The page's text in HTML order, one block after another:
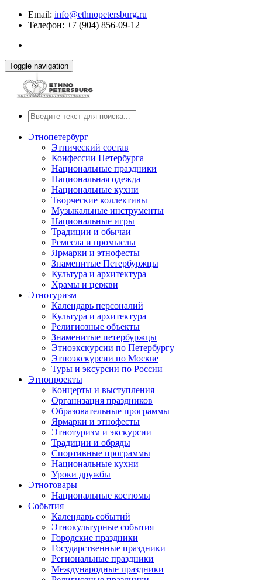
Email: info@ethnopetersburg.ru
Телефон: +7 (904) 856-09-12
Toggle navigation
Этнопетербург
Этнический состав
Конфессии Петербурга
Национальные праздники
Национальная одежда
Национальные кухни
Творческие коллективы
Музыкальные инструменты
Национальные игры
Традиции и обычаи
Ремесла и промыслы
Ярмарки и этнофесты
Знаменитые Петербуржцы
Культура и архитектура
Храмы и церкви
Этнотуризм
Календарь персоналий
Культура и архитектура
Религиозные объекты
Знаменитые петербуржцы
Этноэкскурсии по Петербургу
Этноэкскурсии по Москве
Туры и эксурсии по России
Этнопроекты
Концерты и выступления
Организация праздников
Образовательные программы
Ярмарки и этнофесты
Этнотуризм и экскурсии
Традиции и обряды
Спортивные программы
Национальные кухни
Уроки дружбы
Этнотовары
Национальные костюмы
События
Календарь событий
Этнокультурные события
Городские праздники
Государственные праздники
Региональные праздники
Международные праздники